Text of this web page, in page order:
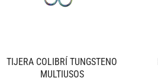
TIJERA COLIBRÍ TUNGSTENO
MULTIUSOS